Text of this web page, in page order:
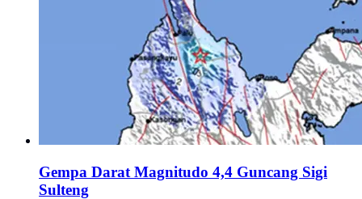
Gempa Darat Magnitudo 4,4 Guncang Sigi
Sulteng